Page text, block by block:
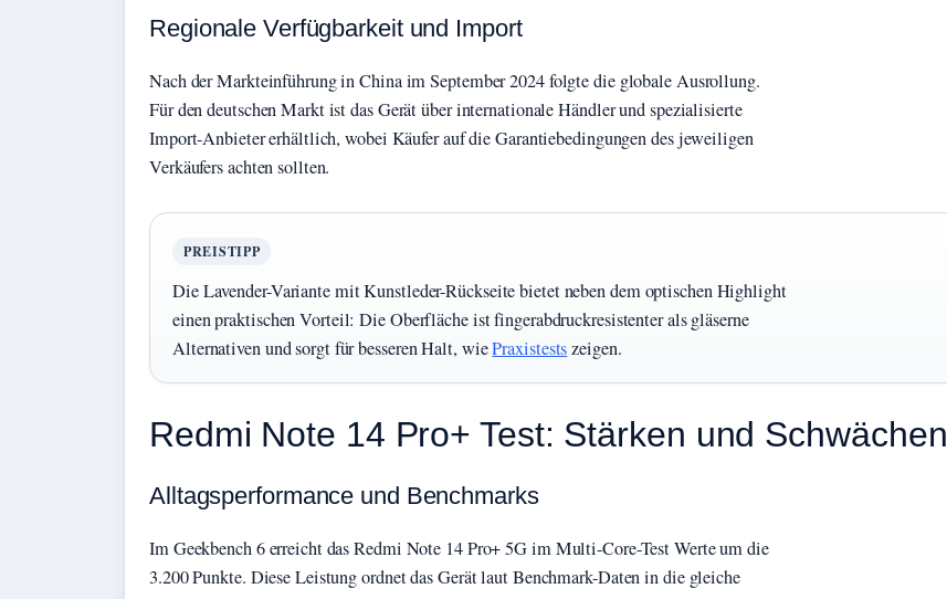
Regionale Verfügbarkeit und Import
Nach der Markteinführung in China im September 2024 folgte die globale Ausrollung.
Für den deutschen Markt ist das Gerät über internationale Händler und spezialisierte
Import-Anbieter erhältlich, wobei Käufer auf die Garantiebedingungen des jeweiligen
Verkäufers achten sollten.
PREISTIPP
Die Lavender-Variante mit Kunstleder-Rückseite bietet neben dem optischen Highlight
einen praktischen Vorteil: Die Oberfläche ist fingerabdruckresistenter als gläserne
Alternativen und sorgt für besseren Halt, wiePraxistestszeigen.
Redmi Note 14 Pro+ Test: Stärken und Schwächen
Alltagsperformance und Benchmarks
Im Geekbench 6 erreicht das Redmi Note 14 Pro+ 5G im Multi-Core-Test Werte um die
3.200 Punkte. Diese Leistung ordnet das Gerät laut Benchmark-Daten in die gleiche